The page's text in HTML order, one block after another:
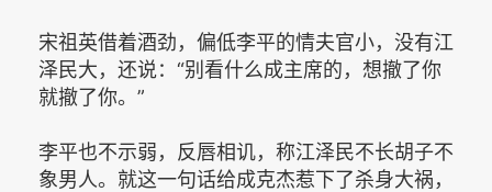
宋祖英借着酒劲，偏低李平的情夫官小，没有江
泽民大，还说：“别看什么成主席的，想撤了你
就撤了你。”
李平也不示弱，反唇相讥，称江泽民不长胡子不
象男人。就这一句话给成克杰惹下了杀身大祸，